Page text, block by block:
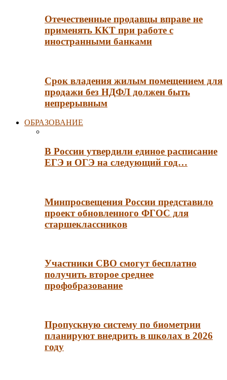
Отечественные продавцы вправе не
применять ККТ при работе с
иностранными банками
Срок владения жилым помещением для
продажи без НДФЛ должен быть
непрерывным
ОБРАЗОВАНИЕ
В России утвердили единое расписание
ЕГЭ и ОГЭ на следующий год…
Минпросвещения России представило
проект обновленного ФГОС для
старшеклассников
Участники СВО смогут бесплатно
получить второе среднее
профобразование
Пропускную систему по биометрии
планируют внедрить в школах в 2026
году